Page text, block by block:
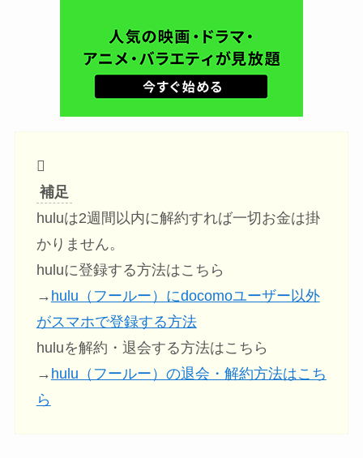
補足
huluは2週間以内に解約すれば一切お金は掛
かりません。
huluに登録する方法はこちら
→ hulu（フールー）にdocomoユーザー以外
がスマホで登録する方法
huluを解約・退会する方法はこちら
→ hulu（フールー）の退会・解約方法はこち
ら